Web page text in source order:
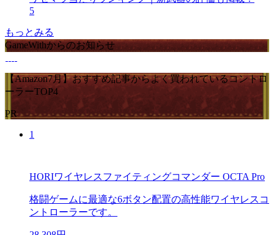
5
もっとみる
GameWithからのお知らせ
【Amazon7月】おすすめ記事からよく買われているコントロ
ーラーTOP4
PR
1
HORIワイヤレスファイティングコマンダー OCTA Pro
格闘ゲームに最適な6ボタン配置の高性能ワイヤレスコ
ントローラーです。